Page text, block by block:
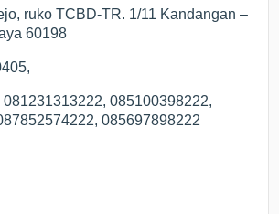
ruko TCBD-TR. 1/11 Kandangan –
60198
081231313222, 085100398222,
085697898222